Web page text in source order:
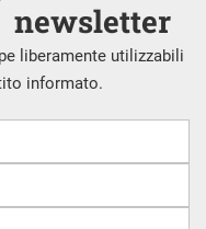
newsletter
liberamente utilizzabili
informato.